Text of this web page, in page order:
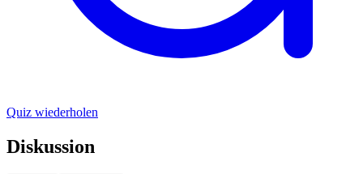
Quiz wiederholen
Diskussion